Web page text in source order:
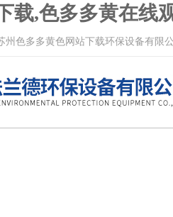
载,色多多黄在线
苏州色多多黄色网站下载环保设备有限公司